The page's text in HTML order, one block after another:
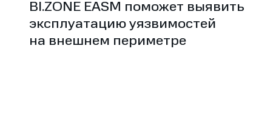
BI.ZONE EASM поможет выявить
эксплуатацию уязвимостей
на внешнем периметре